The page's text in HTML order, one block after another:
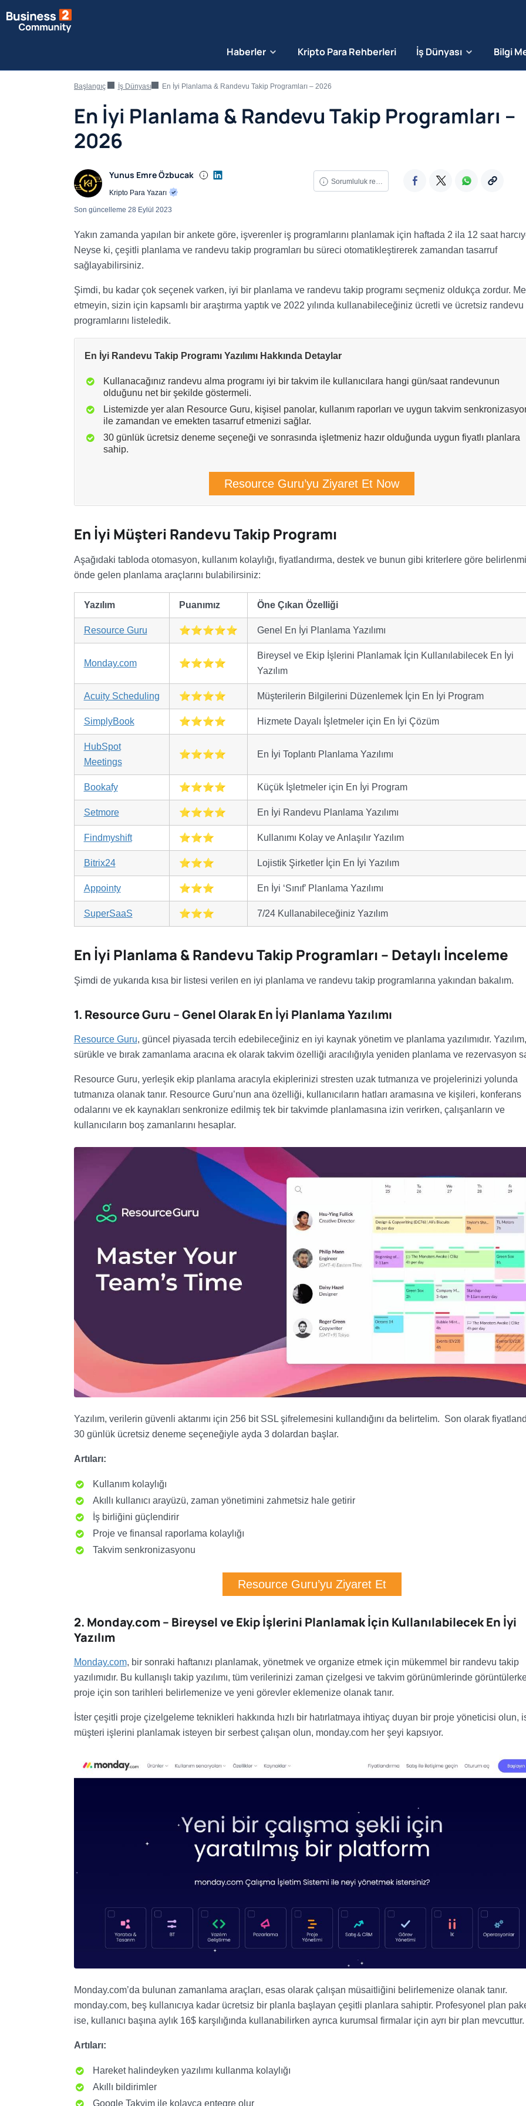
Haberler Kripto Para Rehberleri İş Dünyası Bilgi
Başlangıç İş Dünyası En İyi Planlama & Randevu Takip Programları – 2026
En İyi Planlama & Randevu Takip Programları –
2026
Yunus Emre Özbucak
Kripto Para Yazarı
Son güncelleme 28 Eylül 2023
Yakın zamanda yapılan bir ankete göre, işverenler iş programlarını planlamak için haftada 2 ila 12 saat
Neyse ki, çeşitli planlama ve randevu takip programları bu süreci otomatikleştirerek zamandan tasarruf
sağlayabilirsiniz.
Şimdi, bu kadar çok seçenek varken, iyi bir planlama ve randevu takip programı seçmeniz oldukça zordur.
etmeyin, sizin için kapsamlı bir araştırma yaptık ve 2022 yılında kullanabileceğiniz ücretli ve ücretsiz randevu
programlarını listeledik.
En İyi Randevu Takip Programı Yazılımı Hakkında Detaylar
Kullanacağınız randevu alma programı iyi bir takvim ile kullanıcılara hangi gün/saat randevunun
olduğunu net bir şekilde göstermeli.
Listemizde yer alan Resource Guru, kişisel panolar, kullanım raporları ve uygun takvim
ile zamandan ve emekten tasarruf etmenizi sağlar.
30 günlük ücretsiz deneme seçeneği ve sonrasında işletmeniz hazır olduğunda uygun fiyatlı planlara
sahip.
Resource Guru’yu Ziyaret Et Now
En İyi Müşteri Randevu Takip Programı
Aşağıdaki tabloda otomasyon, kullanım kolaylığı, fiyatlandırma, destek ve bunun gibi kriterlere göre
önde gelen planlama araçlarını bulabilirsiniz:
Yazılım Puanımız Öne Çıkan Özelliği
Resource Guru ⭐⭐⭐⭐⭐ Genel En İyi Planlama Yazılımı
Monday.com ⭐⭐⭐⭐
Bireysel ve Ekip İşlerini Planlamak İçin Kullanılabilecek En İyi
Yazılım
Acuity Scheduling ⭐⭐⭐⭐ Müşterilerin Bilgilerini Düzenlemek İçin En İyi Program
SimplyBook ⭐⭐⭐⭐ Hizmete Dayalı İşletmeler için En İyi Çözüm
HubSpot
Meetings
⭐⭐⭐⭐ En İyi Toplantı Planlama Yazılımı
Bookafy ⭐⭐⭐⭐ Küçük İşletmeler için En İyi Program
Setmore ⭐⭐⭐⭐ En İyi Randevu Planlama Yazılımı
Findmyshift ⭐⭐⭐ Kullanımı Kolay ve Anlaşılır Yazılım
Bitrix24 ⭐⭐⭐ Lojistik Şirketler İçin En İyi Yazılım
Appointy ⭐⭐⭐ En İyi ‘Sınıf’ Planlama Yazılımı
SuperSaaS ⭐⭐⭐ 7/24 Kullanabileceğiniz Yazılım
En İyi Planlama & Randevu Takip Programları – Detaylı İnceleme
Şimdi de yukarıda kısa bir listesi verilen en iyi planlama ve randevu takip programlarına yakından bakalım.
1. Resource Guru – Genel Olarak En İyi Planlama Yazılımı
Resource Guru, güncel piyasada tercih edebileceğiniz en iyi kaynak yönetim ve planlama yazılımıdır. Yazılım,
sürükle ve bırak zamanlama aracına ek olarak takvim özelliği aracılığıyla yeniden planlama ve rezervasyon
Resource Guru, yerleşik ekip planlama aracıyla ekiplerinizi stresten uzak tutmanıza ve projelerinizi yolunda
tutmanıza olanak tanır. Resource Guru’nun ana özelliği, kullanıcıların hatları aramasına ve kişileri, konferans
odalarını ve ek kaynakları senkronize edilmiş tek bir takvimde planlamasına izin verirken, çalışanların ve
kullanıcıların boş zamanlarını hesaplar.
Yazılım, verilerin güvenli aktarımı için 256 bit SSL şifrelemesini kullandığını da belirtelim. Son olarak
30 günlük ücretsiz deneme seçeneğiyle ayda 3 dolardan başlar.
Artıları:
Kullanım kolaylığı
Akıllı kullanıcı arayüzü, zaman yönetimini zahmetsiz hale getirir
İş birliğini güçlendirir
Proje ve finansal raporlama kolaylığı
Takvim senkronizasyonu
Resource Guru’yu Ziyaret Et
2. Monday.com – Bireysel ve Ekip İşlerini Planlamak İçin Kullanılabilecek En İyi
Yazılım
Monday.com, bir sonraki haftanızı planlamak, yönetmek ve organize etmek için mükemmel bir randevu takip
yazılımıdır. Bu kullanışlı takip yazılımı, tüm verilerinizi zaman çizelgesi ve takvim görünümlerinde
proje için son tarihleri belirlemenize ve yeni görevler eklemenize olanak tanır.
İster çeşitli proje çizelgeleme teknikleri hakkında hızlı bir hatırlatmaya ihtiyaç duyan bir proje yöneticisi olun,
müşteri işlerini planlamak isteyen bir serbest çalışan olun, monday.com her şeyi kapsıyor.
Monday.com’da bulunan zamanlama araçları, esas olarak çalışan müsaitliğini belirlemenize olanak tanır.
monday.com, beş kullanıcıya kadar ücretsiz bir planla başlayan çeşitli planlara sahiptir. Profesyonel plan
ise, kullanıcı başına aylık 16$ karşılığında kullanabilirken ayrıca kurumsal firmalar için ayrı bir plan mevcuttur.
Artıları:
Hareket halindeyken yazılımı kullanma kolaylığı
Akıllı bildirimler
Google Takvim ile kolayca entegre olur